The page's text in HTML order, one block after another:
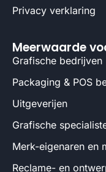
Privacy verklaring
Meerwaarde
Grafische bedrijven
Packaging & POS
Uitgeverijen
Grafische
Merk-eigenaren en
Reclame- en